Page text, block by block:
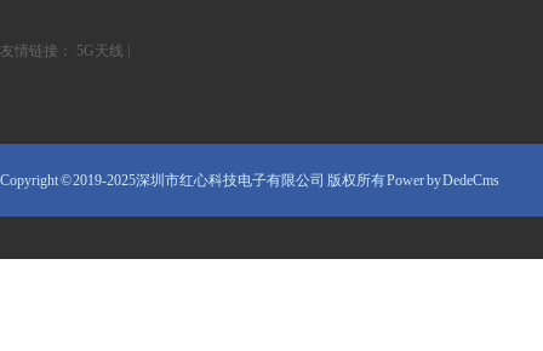
友情链接： 5G天线
Copyright © 2019-2025深圳市红心科技电子有限公司 版权所有Power by DedeCms